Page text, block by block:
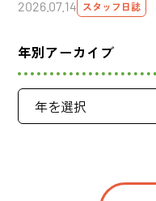
2026.07.14 スタッフ日誌
年別アーカイブ